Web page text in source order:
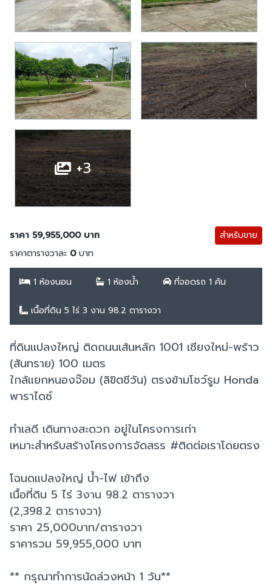
+3
ราคา 59,955,000 บาท
ราคาตารางวาละ 0บาท
สำหรับขาย
1 ห้องนอน 1 ห้องน้ำ ที่จอดรถ 1 คัน
เนื้อที่ดิน 5 ไร่ 3 งาน 98.2 ตารางวา
ที่ดินแปลงใหญ่ ติดถนนเส้นหลัก 1001 เชียงใหม่-พร้าว
(สันทราย) 100 เมตร
ใกล้แยกหนองจ๊อม (ลิขิตชีวัน) ตรงข้ามโชว์รูม Honda
พาราไดซ์
ทำเลดี เดินทางสะดวก อยู่ในโครงการเก่า
เหมาะสำหรับสร้างโครงการจัดสรร #ติดต่อเราโดยตรง
โฉนดแปลงใหญ่ น้ำ-ไฟ เข้าถึง
เนื้อที่ดิน 5 ไร่ 3งาน 98.2 ตารางวา
(2,398.2 ตารางวา)
ราคา 25,000บาท/ตารางวา
ราคารวม 59,955,000 บาท
** กรุณาทำการนัดล่วงหน้า 1 วัน**